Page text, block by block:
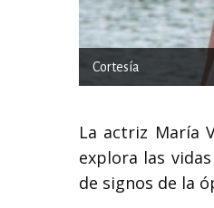
Cortesía
La actriz María
explora las
de signos de la